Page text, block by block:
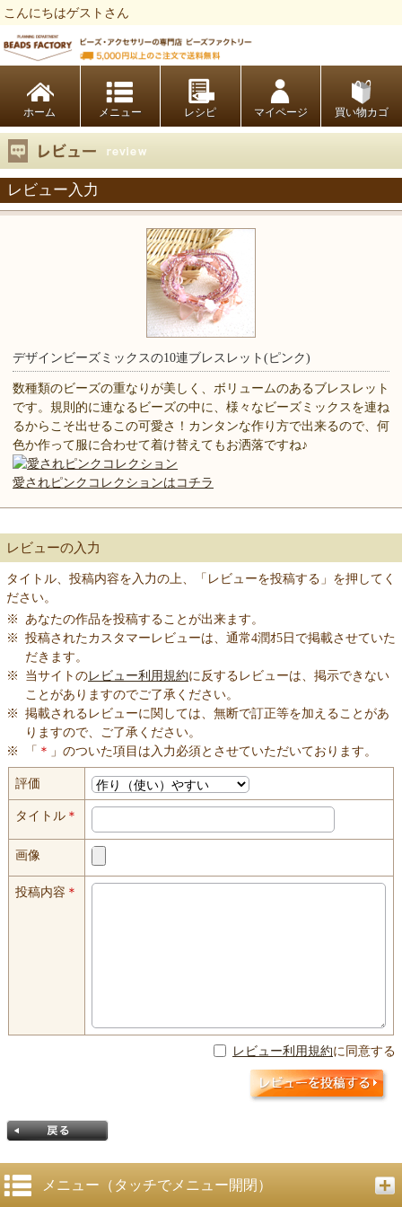
こんにちはゲストさん
ホーム レシピ マイページ 買い物カゴ
レビュー入力
デザインビーズミックスの10連ブレスレット(ピンク)
数種類のビーズの重なりが美しく、ボリュームのあるブレスレット
です。規則的に連なるビーズの中に、様々なビーズミックスを連ね
るからこそ出せるこの可愛さ！カンタンな作り方で出来るので、何
色か作って服に合わせて着け替えてもお洒落ですね♪
愛されピンクコレクションはコチラ
レビューの入力
タイトル、投稿内容を入力の上、「レビューを投稿する」を押してく
ださい。
※ あなたの作品を投稿することが出来ます。
※ 投稿されたカスタマーレビューは、通常4潤ｵ5日で掲載させていた
だきます。
※
当サイトのレビュー利用規約に反するレビューは、掲示できない
ことがありますのでご了承ください。
※ 掲載されるレビューに関しては、無断で訂正等を加えることがあ
りますので、ご了承ください。
※
「 ＊ 」のついた項目は入力必須とさせていただいております。
評価
タイトル＊
画像
投稿内容 ＊
レビュー利用規約に同意する
メニュー（タッチでメニュー開閉）